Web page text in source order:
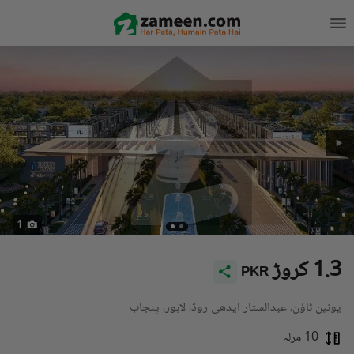
1
PKR 1.3 کروڑ
یونین ٹاؤن، عبدالستار ایدھی روڈ، لاہور، پنجاب
10 مرلہ